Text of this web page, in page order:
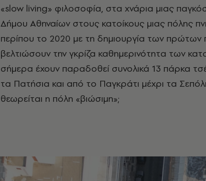
«slow living» φιλοσοφία, στα χνάρια μιας
Δήμου Αθηναίων στους κατοίκους μιας πόλης
περίπου το 2020 με τη δημιουργία των πρώτων
βελτιώσουν την γκρίζα καθημερινότητα των
σήμερα έχουν παραδοθεί συνολικά 13 πάρκα
τα Πατήσια και από το Παγκράτι μέχρι τα
θεωρείται η πόλη «βιώσιμη»;